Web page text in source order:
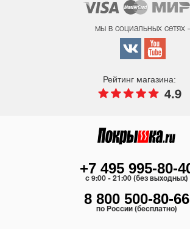
мы в социальных сетях
Рейтинг магазина:
4.9
+7 495 995-80-
c 9:00 - 21:00 (без выходных)
8 800 500-80-66
по России (бесплатно)